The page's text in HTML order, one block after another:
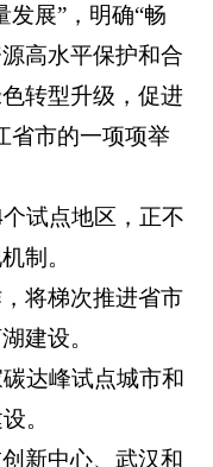
发展”，明确“畅
高水平保护和合
转型升级，促进
省市的一项项举
试点地区，正不
制。
将梯次推进省市
建设。
达峰试点城市和
。
新中心、武汉和